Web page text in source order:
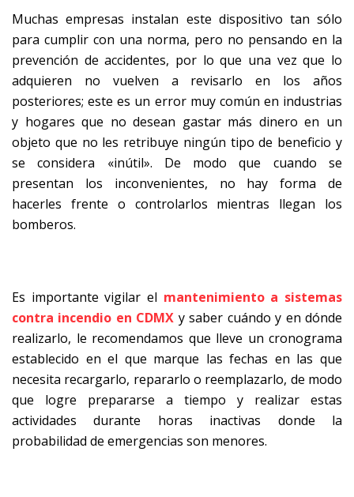
Muchas empresas instalan este dispositivo tan sólo
para cumplir con una norma, pero no pensando en la
prevención de accidentes, por lo que una vez que lo
adquieren no vuelven a revisarlo en los años
posteriores; este es un error muy común en industrias
y hogares que no desean gastar más dinero en un
objeto que no les retribuye ningún tipo de beneficio y
se considera «inútil». De modo que cuando se
presentan los inconvenientes, no hay forma de
hacerles frente o controlarlos mientras llegan los
bomberos.
Es importante vigilar el mantenimiento a sistemas
contra incendio en CDMX y saber cuándo y en dónde
realizarlo, le recomendamos que lleve un cronograma
establecido en el que marque las fechas en las que
necesita recargarlo, repararlo o reemplazarlo, de modo
que logre prepararse a tiempo y realizar estas
actividades durante horas inactivas donde la
probabilidad de emergencias son menores.